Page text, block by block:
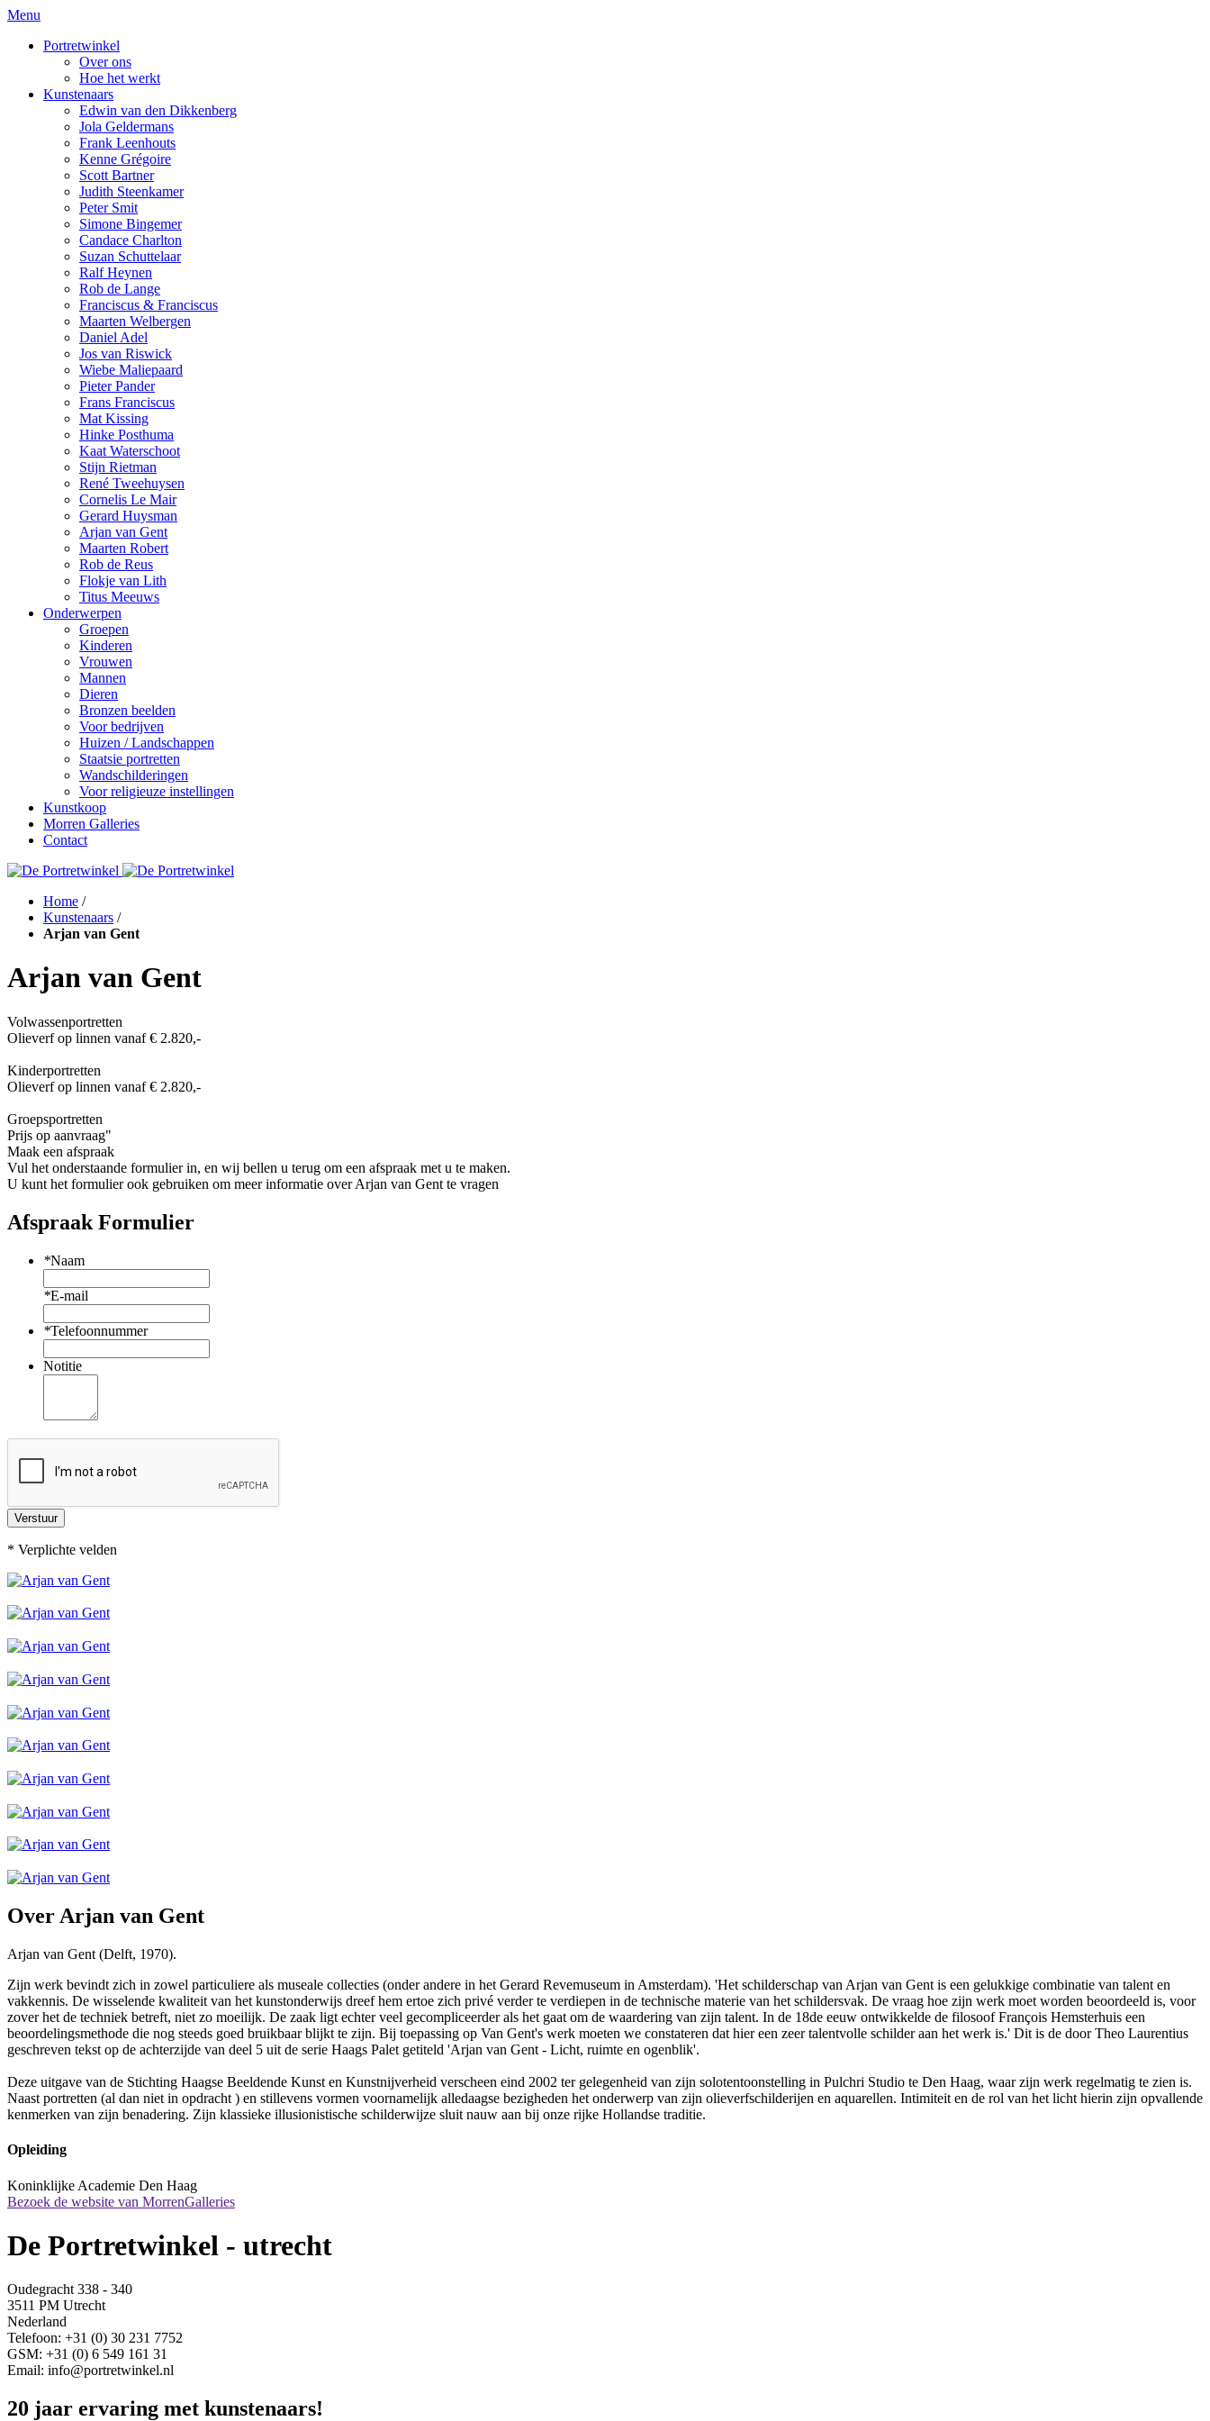
Menu
Portretwinkel
Over ons
Hoe het werkt
Kunstenaars
Edwin van den Dikkenberg
Jola Geldermans
Frank Leenhouts
Kenne Grégoire
Scott Bartner
Judith Steenkamer
Peter Smit
Simone Bingemer
Candace Charlton
Suzan Schuttelaar
Ralf Heynen
Rob de Lange
Franciscus & Franciscus
Maarten Welbergen
Daniel Adel
Jos van Riswick
Wiebe Maliepaard
Pieter Pander
Frans Franciscus
Mat Kissing
Hinke Posthuma
Kaat Waterschoot
Stijn Rietman
René Tweehuysen
Cornelis Le Mair
Gerard Huysman
Arjan van Gent
Maarten Robert
Rob de Reus
Flokje van Lith
Titus Meeuws
Onderwerpen
Groepen
Kinderen
Vrouwen
Mannen
Dieren
Bronzen beelden
Voor bedrijven
Huizen / Landschappen
Staatsie portretten
Wandschilderingen
Voor religieuze instellingen
Kunstkoop
Morren Galleries
Contact
Home /
Kunstenaars /
Arjan van Gent
Arjan van Gent
Volwassenportretten
Olieverf op linnen vanaf € 2.820,-
Kinderportretten
Olieverf op linnen vanaf € 2.820,-
Groepsportretten
Prijs op aanvraag"
Maak een afspraak
Vul het onderstaande formulier in, en wij bellen u terug om een afspraak met u te maken.
U kunt het formulier ook gebruiken om meer informatie overArjan van Gent te vragen
Afspraak Formulier
*Naam
*E-mail
*Telefoonnummer
Notitie
Verstuur
* Verplichte velden
Over Arjan van Gent
Arjan van Gent (Delft, 1970).
Zijn werk bevindt zich in zowel particuliere als museale collecties (onder andere in het Gerard Revemuseum in Amsterdam). 'Het schilderschap van Arjan van Gent is een gelukkige combinatie van talent en
vakkennis. De wisselende kwaliteit van het kunstonderwijs dreef hem ertoe zich privé verder te verdiepen in de technische materie van het schildersvak. De vraag hoe zijn werk moet worden beoordeeld is, voor
zover het de techniek betreft, niet zo moeilijk. De zaak ligt echter veel gecompliceerder als het gaat om de waardering van zijn talent. In de 18de eeuw ontwikkelde de filosoof François Hemsterhuis een
beoordelingsmethode die nog steeds goed bruikbaar blijkt te zijn. Bij toepassing op Van Gent's werk moeten we constateren dat hier een zeer talentvolle schilder aan het werk is.' Dit is de door Theo Laurentius
geschreven tekst op de achterzijde van deel 5 uit de serie Haags Palet getiteld 'Arjan van Gent - Licht, ruimte en ogenblik'.
Deze uitgave van de Stichting Haagse Beeldende Kunst en Kunstnijverheid verscheen eind 2002 ter gelegenheid van zijn solotentoonstelling in Pulchri Studio te Den Haag, waar zijn werk regelmatig te zien is.
Naast portretten (al dan niet in opdracht ) en stillevens vormen voornamelijk alledaagse bezigheden het onderwerp van zijn olieverfschilderijen en aquarellen. Intimiteit en de rol van het licht hierin zijn opvallende
kenmerken van zijn benadering. Zijn klassieke illusionistische schilderwijze sluit nauw aan bij onze rijke Hollandse traditie.
Opleiding
Koninklijke Academie Den Haag
Bezoek de website van MorrenGalleries
De Portretwinkel - utrecht
Oudegracht 338 - 340
3511 PM Utrecht
Nederland
Telefoon: +31 (0) 30 231 7752
GSM: +31 (0) 6 549 161 31
Email: info@portretwinkel.nl
20 jaar ervaring met kunstenaars!